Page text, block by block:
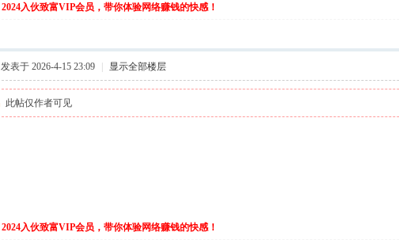
2024入伙致富VIP会员，带你体验网络赚钱的快感！
发表于 2026-4-15 23:09 显示全部楼层
此帖仅作者可见
2024入伙致富VIP会员，带你体验网络赚钱的快感！